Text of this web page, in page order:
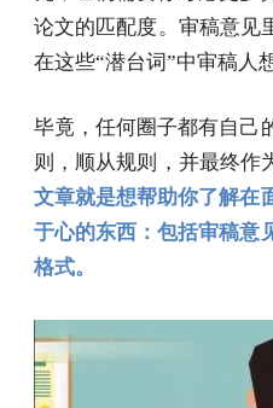
论文的匹配度。审稿意见
在这些“潜台词”中审稿人
毕竟，任何圈子都有自己
则，顺从规则，并最终作
文章就是想帮助你了解在
于心的东西：包括审稿意
格式。